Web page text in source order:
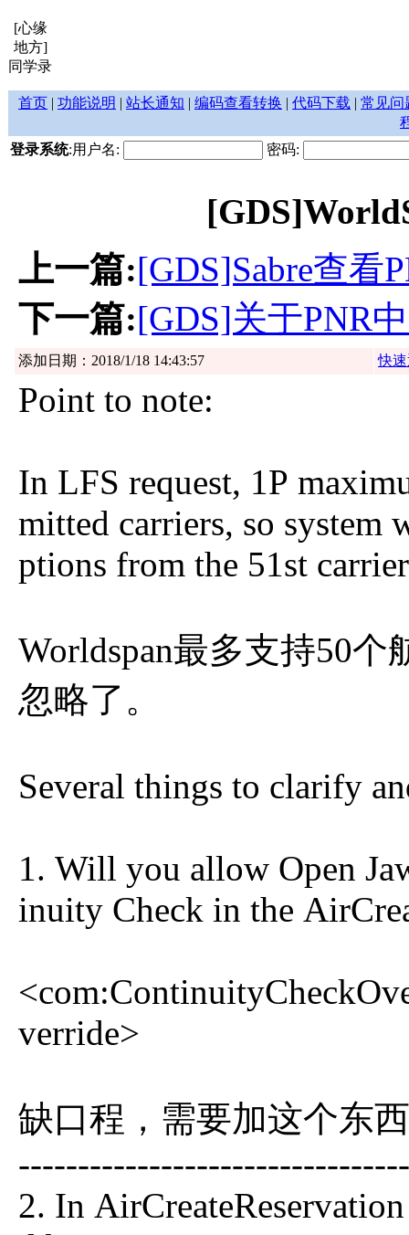
[心缘
地方]
同学录
首页 | 功能说明 | 站长通知 | 编码查看转换 | 代码下载 | 常见问
登录系统:用户名: 密码:
上一篇:[GDS]Sabre查看
下一篇:[GDS]关于PNR
添加日期：2018/1/18 14:43:57 快
Point to note:
In LFS request, 1P
mitted carriers, so system
ptions from the 51st
Worldspan最多支持50个
忽略了。
Several things to clarify
1. Will you allow Open
inuity Check in the
verride>
缺口程，需要加这个东
2. In